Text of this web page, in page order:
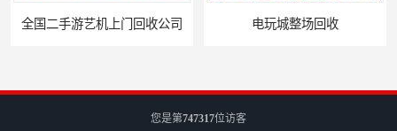
电玩城整场回收 儿童机回收
您是第747317位访客